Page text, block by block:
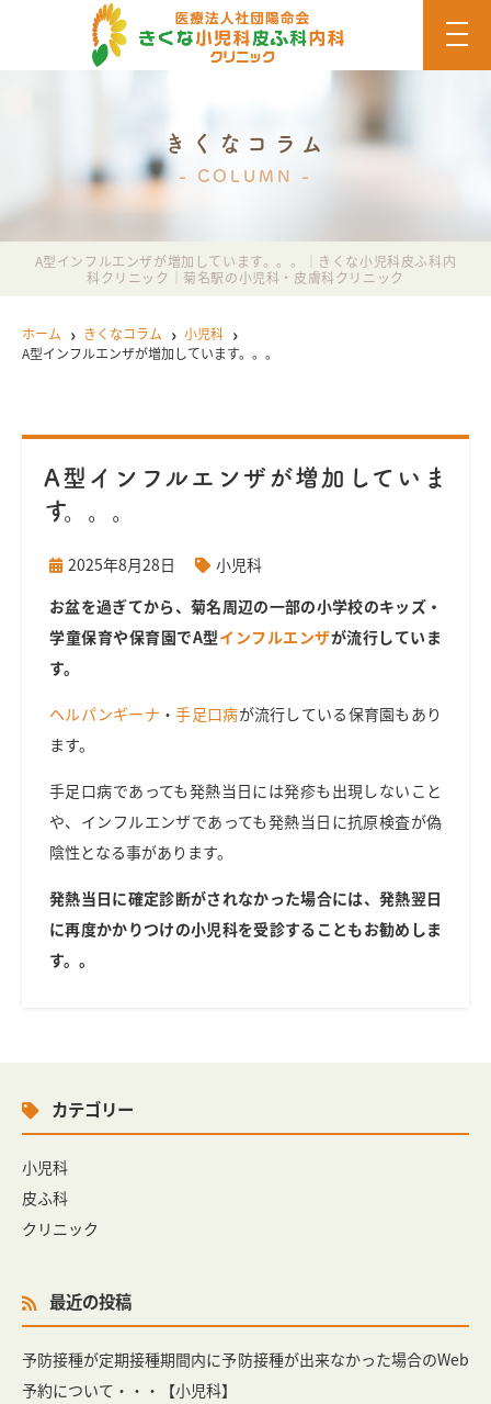
きくなコラム
COLUMN
A型インフルエンザが増加しています。。。｜きくな小児科皮ふ科内
科クリニック｜菊名駅の小児科・皮膚科クリニック
t
o
i
ホーム きくなコラム
小児科
A型インフルエンザが増加しています。。。
A型インフルエンザが増加していま
す。。。
2025年8月28日
小児科
お盆を過ぎてから、菊名周辺の一部の小学校のキッズ・
学童保育や保育園でA型インフルエンザが流行していま
す。
ヘルパンギーナ ・手足口病が流行している保育園もあり
ます。
手足口病であっても発熱当日には発疹も出現しないこと
や、インフルエンザであっても発熱当日に抗原検査が偽
陰性となる事があります。
発熱当日に確定診断がされなかった場合には、発熱翌日
に再度かかりつけの小児科を受診することもお勧めしま
す。。
カテゴリー
小児科
皮ふ科
クリニック
最近の投稿
予防接種が定期接種期間内に予防接種が出来なかった場合のWeb
予約について・・・【小児科】